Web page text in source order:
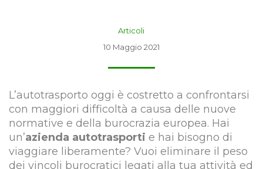
Articoli
10 Maggio 2021
L’autotrasporto oggi è costretto a confrontarsi
con maggiori difficoltà a causa delle nuove
normative e della burocrazia europea. Hai
un’azienda autotrasporti e hai bisogno di
viaggiare liberamente? Vuoi eliminare il peso
dei vincoli burocratici legati alla tua attività ed